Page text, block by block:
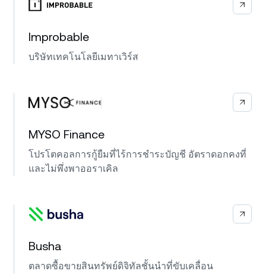
Improbable
บริษัทเทคโนโลยีเมทาเวิร์ส
MYSO Finance
โปรโตคอลการกู้ยืมที่ไร้การชำระบัญชี อัตราดอกคงที่
และไม่พึ่งพาออราเคิล
Busha
ตลาดซื้อขายสินทรัพย์ดิจิทัลชั้นนำที่ขับเคลื่อน